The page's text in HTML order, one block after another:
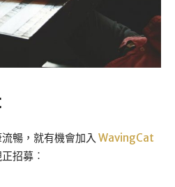
暢，就有機會加入 WavingCat
招募︰